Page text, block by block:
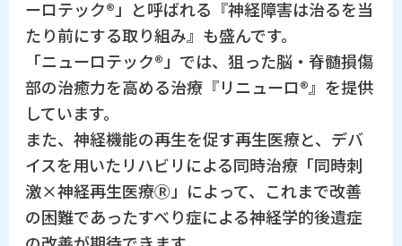
ーロテック®」と呼ばれる『神経障害は治るを当
たり前にする取り組み』も盛んです。
「ニューロテック®」では、狙った脳・脊髄損傷
部の治癒力を高める治療『リニューロ®』を提供
しています。
また、神経機能の再生を促す再生医療と、デバ
イスを用いたリハビリによる同時治療「同時刺
激×神経再生医療Ⓡ」によって、これまで改善
の困難であったすべり症による神経学的後遺症